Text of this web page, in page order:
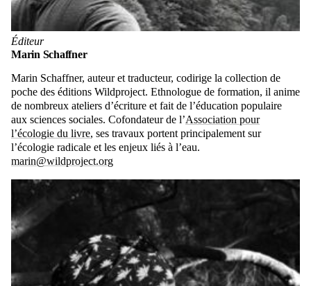
Éditeur
Marin Schaffner
Marin Schaffner, auteur et traducteur, codirige la collection de
poche des éditions Wildproject. Ethnologue de formation, il anime
de nombreux ateliers d’écriture et fait de l’éducation populaire
aux sciences sociales. Cofondateur de l’Association pour
l’écologie du livre, ses travaux portent principalement sur
l’écologie radicale et les enjeux liés à l’eau.
marin@wildproject.org